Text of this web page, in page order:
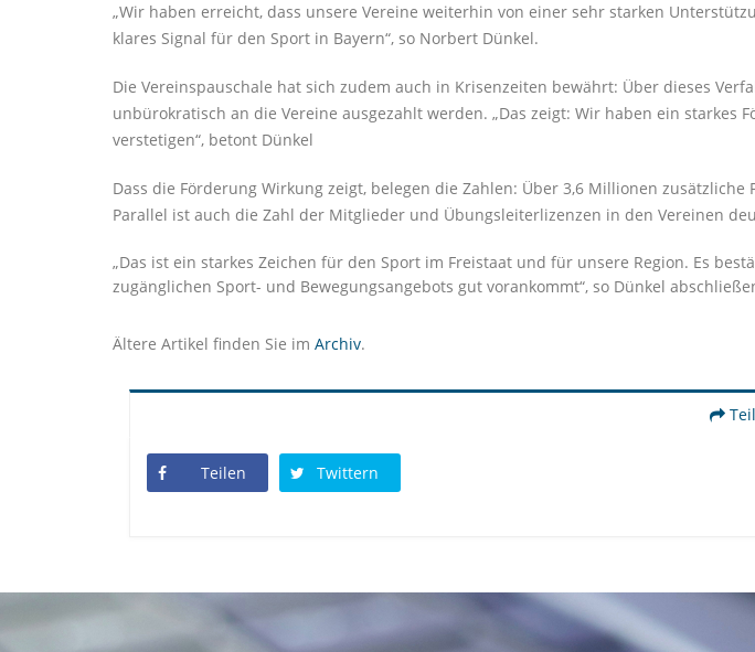
Wir haben erreicht, dass unsere Vereine weiterhin von einer sehr starken
klares Signal für den Sport in Bayern“, so Norbert Dünkel.
Die Vereinspauschale hat sich zudem auch in Krisenzeiten bewährt: Über dieses
unbürokratisch an die Vereine ausgezahlt werden. „Das zeigt: Wir haben ein
verstetigen“, betont Dünkel
Dass die Förderung Wirkung zeigt, belegen die Zahlen: Über 3,6 Millionen
Parallel ist auch die Zahl der Mitglieder und Übungsleiterlizenzen in den Vereinen
Das ist ein starkes Zeichen für den Sport im Freistaat und für unsere Region. Es
zugänglichen Sport- und Bewegungsangebots gut vorankommt“, so Dünkel
Ältere Artikel finden Sie im Archiv.
Teilen Twittern